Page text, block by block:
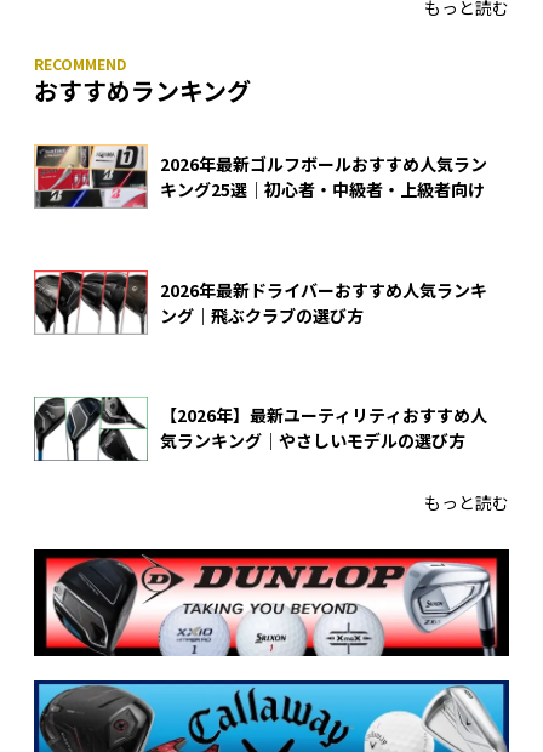
もっと読む
おすすめランキング
2026年最新ゴルフボールおすすめ人気ラン
キング25選｜初心者・中級者・上級者向け
2026年最新ドライバーおすすめ人気ランキ
ング｜飛ぶクラブの選び方
【2026年】最新ユーティリティおすすめ人
気ランキング｜やさしいモデルの選び方
もっと読む